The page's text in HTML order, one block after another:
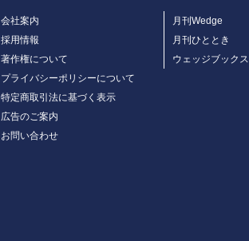
会社案内
採用情報
著作権について
プライバシーポリシーについて
特定商取引法に基づく表示
広告のご案内
お問い合わせ
月刊Wedge
月刊ひととき
ウェッジブックス